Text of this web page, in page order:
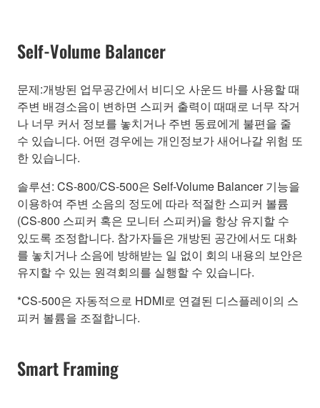
Self-Volume Balancer
문제:개방된 업무공간에서 비디오 사운드 바를 사용할 때
주변 배경소음이 변하면 스피커 출력이 때때로 너무 작거
나 너무 커서 정보를 놓치거나 주변 동료에게 불편을 줄
수 있습니다. 어떤 경우에는 개인정보가 새어나갈 위험 또
한 있습니다.
솔루션: CS-800/CS-500은 Self-Volume Balancer 기능을
이용하여 주변 소음의 정도에 따라 적절한 스피커 볼륨
(CS-800 스피커 혹은 모니터 스피커)을 항상 유지할 수
있도록 조정합니다. 참가자들은 개방된 공간에서도 대화
를 놓치거나 소음에 방해받는 일 없이 회의 내용의 보안은
유지할 수 있는 원격회의를 실행할 수 있습니다.
*CS-500은 자동적으로 HDMI로 연결된 디스플레이의 스
피커 볼륨을 조절합니다.
Smart Framing